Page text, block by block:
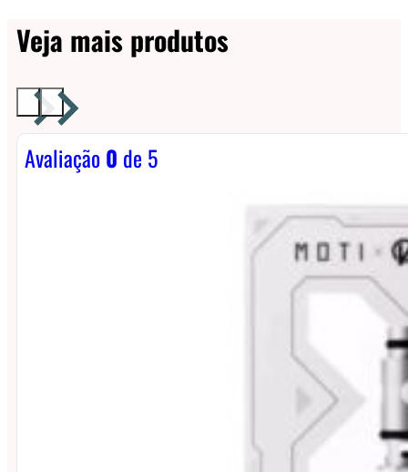
Veja mais produtos
Avaliação0 de 5